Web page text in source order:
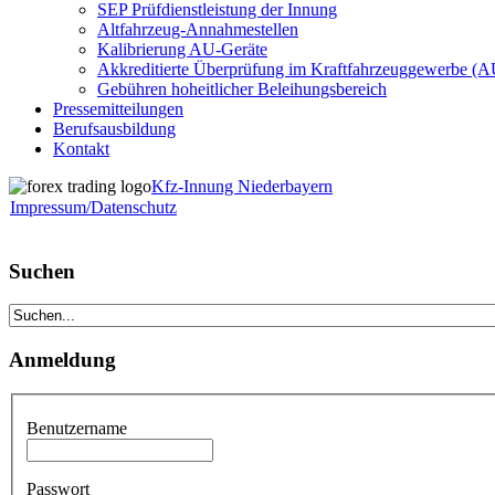
SEP Prüfdienstleistung der Innung
Altfahrzeug-Annahmestellen
Kalibrierung AU-Geräte
Akkreditierte Überprüfung im Kraftfahrzeuggewerbe
Gebühren hoheitlicher Beleihungsbereich
Pressemitteilungen
Berufsausbildung
Kontakt
Kfz-Innung Niederbayern
Impressum/Datenschutz
Suchen
Anmeldung
Benutzername
Passwort